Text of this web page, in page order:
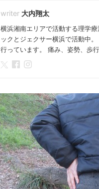
大内翔太
横浜湘南エリアで活動する理学
ックとジェクサー横浜で活動中
行っています。 痛み、姿勢、歩